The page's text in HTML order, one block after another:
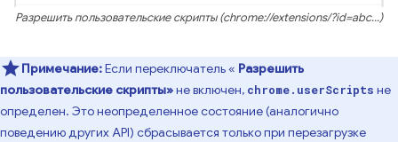
Разрешить пользовательские скрипты (chrome://extensions/?id=abc...)
Примечание:Если переключатель « Разрешить
пользовательские скрипты»не включен, chrome.userScripts не
определен. Это неопределенное состояние (аналогично
поведению других API) сбрасывается только при перезагрузке